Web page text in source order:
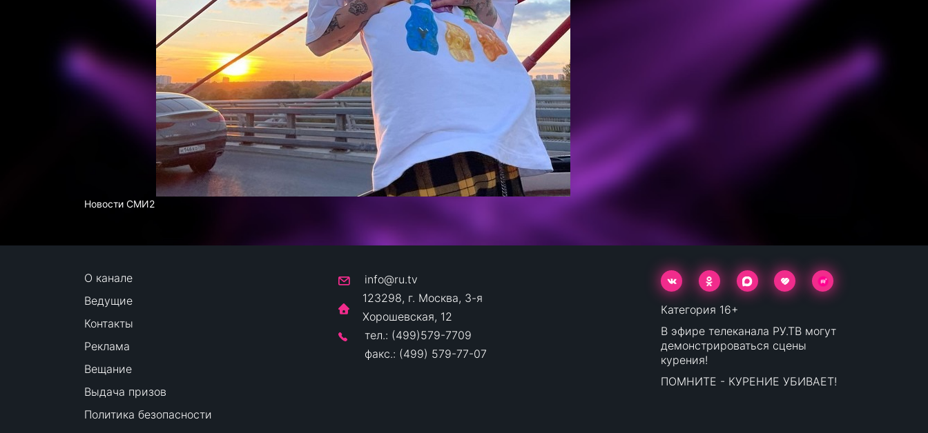
Новости СМИ2
О канале
Ведущие
Контакты
Реклама
Вещание
Выдача призов
Политика безопасности
info@ru.tv
123298, г. Москва, 3-я
Хорошевская, 12
тел.: (499)579-7709
факс.: (499) 579-77-07
Категория 16+
В эфире телеканала РУ.ТВ могут
демонстрироваться сцены
курения!
ПОМНИТЕ - КУРЕНИЕ УБИВАЕТ!